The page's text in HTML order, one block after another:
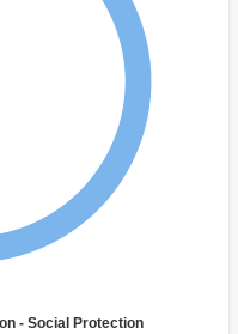
- Social Protection